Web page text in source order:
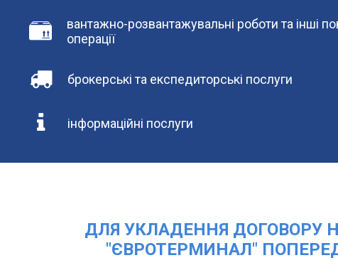
вантажно-розвантажувальні роботи та інші
операції
брокерські та експедиторські послуги
інформаційні послуги
ДЛЯ УКЛАДЕННЯ ДОГОВОРУ
"ЄВРОТЕРМИНАЛ"